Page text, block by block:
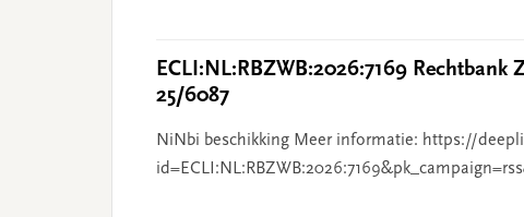
ECLI:NL:RBZWB:2026:7169 Rechtbank
25/6087
NiNbi beschikking Meer informatie: https://